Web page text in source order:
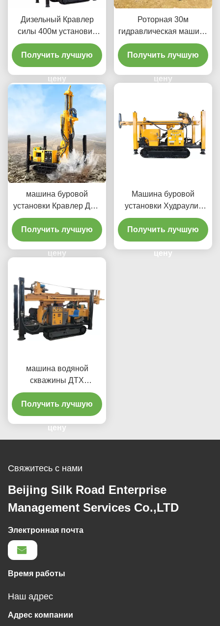
Дизельный Кравлер
силы 400м установил
машину воздуха ДТХ
сверля
Получить лучшую
цену
Роторная 30м
гидравлическая машина
ДТХ сверля для
минировать
Получить лучшую
цену
машина буровой
установки Кравлер ДТХ
200м ХВЗ
гидравлическая
Получить лучшую
цену
Машина буровой
установки Худраулик
300м ДТХ для водяной
скважины
Получить лучшую
цену
машина водяной
скважины ДТХ
минирования скважины
300м сверля
Получить лучшую
цену
Свяжитесь с нами
Beijing Silk Road Enterprise
Management Services Co.,LTD
Электронная почта
Время работы
Наш адрес
Адрес компании